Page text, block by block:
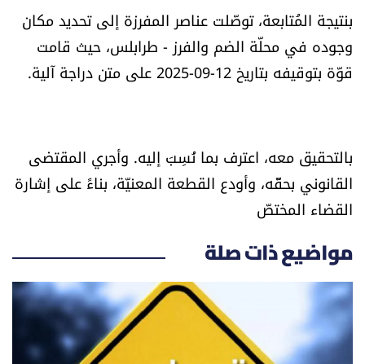
كاميرا
سجالات
الرياضة
منوّعات
حظّك اليوم
للتاريخ
فيديو
بنتيجة المُتابعة، توصّلت عناصر المفرزة إلى تحديد مكان
وجوده في محلّة الضم والفرز - طرابلس، حيث قامت
قوّة بتوقيفه بتاريخ 12-09-2025 على متن دراجة آلية.
بالتحقيق معه، اعترف بما نُسِبَ إليه. وأجري المقتضى
القانوني بحقّه، وأودع القطعة المعنيّة، بناءً على إشارة
القضاء المختصّ
مواضيع ذات صلة